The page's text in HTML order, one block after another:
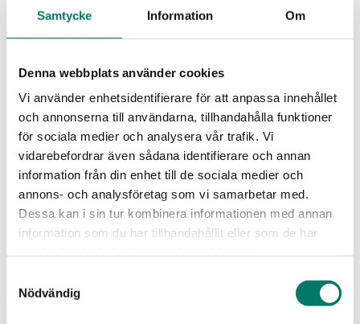
Samtycke Information Om
Denna webbplats använder cookies
Vi använder enhetsidentifierare för att anpassa innehållet
och annonserna till användarna, tillhandahålla funktioner
för sociala medier och analysera vår trafik. Vi
vidarebefordrar även sådana identifierare och annan
information från din enhet till de sociala medier och
annons- och analysföretag som vi samarbetar med.
Dessa kan i sin tur kombinera informationen med annan
information som du har tillhandahållit eller som de har
Nödvändig
Hållbarhet
Näringspolitik och konkurrenskraft
Branschråd och arbetsgrupper
Vår verksamhet
Intressebolag
Medlemszon
Vår styrelse
Årets dagligvara
Kunskapsbank
Vanliga frågor
Rapporter
Utbildningar
Webbinarium
Moms på livsmedel
Vart tar pengarna vägen?